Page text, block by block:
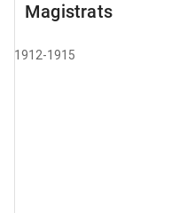
Magistrats
1912-1915